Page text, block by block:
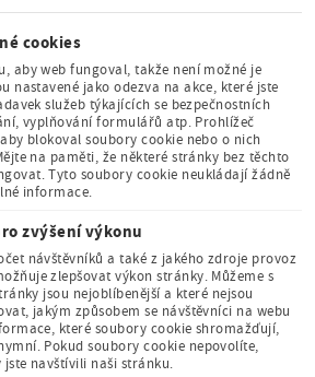
Člen Asociace
muzeí a galerií
České
republiky
Člen Mezinárodního
sdružení pro dětskou
knihu
cookies
aby web fungoval, takže není možné je
nastavené jako odezva na akce, které jste
služeb týkajících se bezpečnostních
vyplňování formulářů atp. Prohlížeč
blokoval soubory cookie nebo o nich
na paměti, že některé stránky bez těchto
Tyto soubory cookie neukládají žádně
informace.
zvýšení výkonu
návštěvníků a také z jakého zdroje provoz
zlepšovat výkon stránky. Můžeme s
jsou nejoblíbenější a které nejsou
jakým způsobem se návštěvníci na webu
které soubory cookie shromažďují,
Pokud soubory cookie nepovolíte,
jste navštívili naši stránku.